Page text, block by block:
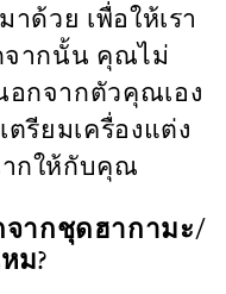
ด้วย เพื่อให้เรา
จากนั้น คุณไม่
อกจากตัวคุณเอง
รียมเครื่องแต่ง
กให้กับคุณ
ากชุดฮากามะ/
ม?